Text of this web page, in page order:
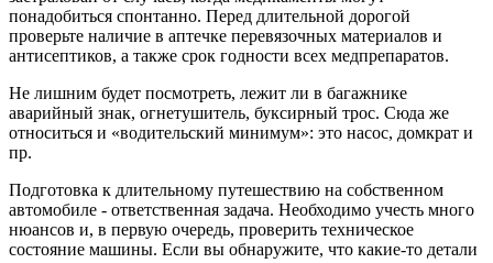
понадобиться спонтанно. Перед длительной дорогой
проверьте наличие в аптечке перевязочных материалов и
антисептиков, а также срок годности всех медпрепаратов.
Не лишним будет посмотреть, лежит ли в багажнике
аварийный знак, огнетушитель, буксирный трос. Сюда же
относиться и «водительский минимум»: это насос, домкрат и
пр.
Подготовка к длительному путешествию на собственном
автомобиле - ответственная задача. Необходимо учесть много
нюансов и, в первую очередь, проверить техническое
состояние машины. Если вы обнаружите, что какие-то детали